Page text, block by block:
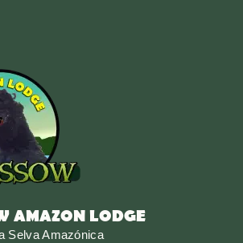
AMAZON LODGE
Selva Amazónica